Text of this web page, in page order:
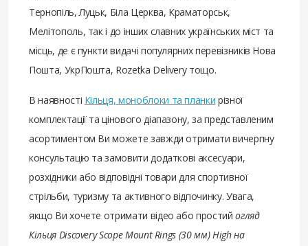
Тернопіль, Луцьк, Біла Церква, Краматорськ,
Мелітополь, так і до інших славних українських міст та
місць, де є пункти видачі популярних перевізників Нова
Пошта, УкрПошта, Rozetka Delivery тощо.
В наявності Кільця, моноблоки та планки різної
комплектації та цінового діапазону, за представленим
асортиментом Ви можете завжди отримати вичерпну
консультацію та замовити додаткові аксесуари,
розхідники або відповідні товари для спортивної
стрільби, туризму та активного відпочинку. Увага,
якщо Ви хочете отримати відео або простийогляд
Кільця Discovery Scope Mount Rings (30 мм) High на